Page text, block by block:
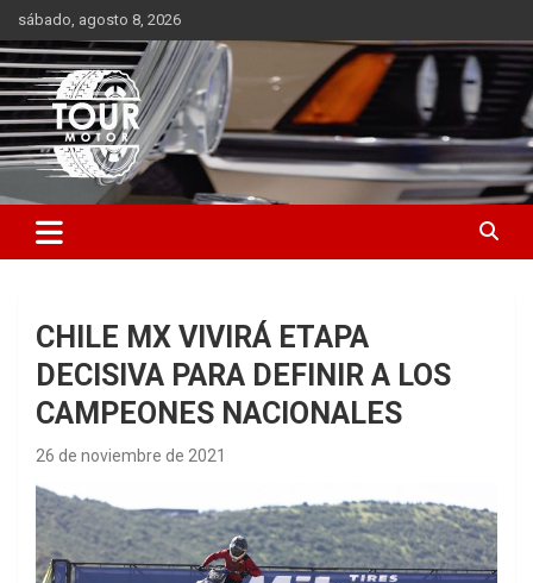
Saltar
al
contenido
sábado, agosto 8, 2026
Tour Motor
Plataforma de contenido audiovisual para el sector automotriz
CHILE MX VIVIRÁ ETAPA
DECISIVA PARA DEFINIR A LOS
CAMPEONES NACIONALES
26 de noviembre de 2021